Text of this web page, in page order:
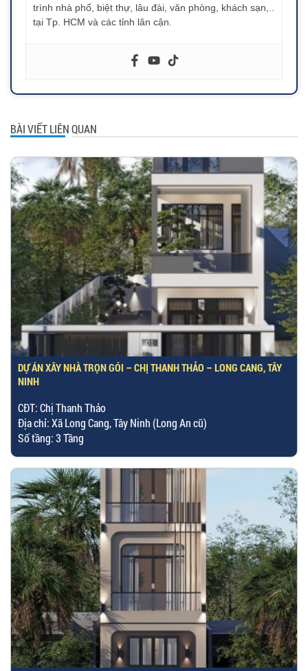
trình nhà phố, biệt thự, lâu đài, văn phòng, khách sạn,..
tại Tp. HCM và các tỉnh lân cận.
BÀI VIẾT LIÊN QUAN
DỰ ÁN XÂY NHÀ TRỌN GÓI – CHỊ THANH THẢO – LONG CANG, TÂY
NINH
CĐT: Chị Thanh Thảo
Địa chỉ: Xã Long Cang, Tây Ninh (Long An cũ)
Số tầng: 3 Tầng